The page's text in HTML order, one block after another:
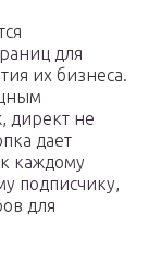
для
их бизнеса.
директ не
дает
каждому
подписчику,
для